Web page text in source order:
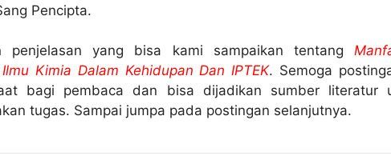
Pencipta.
penjelasan yang bisa kami sampaikan tentang
Kimia Dalam Kehidupan Dan IPTEK. Semoga
bagi pembaca dan bisa dijadikan sumber literatur
tugas. Sampai jumpa pada postingan selanjutnya.